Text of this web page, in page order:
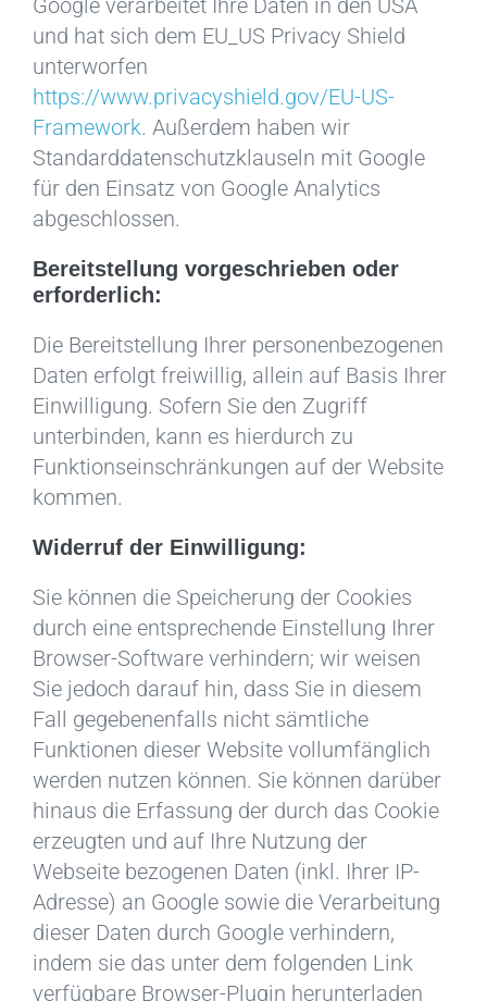
Google verarbeitet Ihre Daten in den USA
und hat sich dem EU_US Privacy Shield
unterworfen
https://www.privacyshield.gov/EU-US-
Framework. Außerdem haben wir
Standarddatenschutzklauseln mit Google
für den Einsatz von Google Analytics
abgeschlossen.
Bereitstellung vorgeschrieben oder
erforderlich:
Die Bereitstellung Ihrer personenbezogenen
Daten erfolgt freiwillig, allein auf Basis Ihrer
Einwilligung. Sofern Sie den Zugriff
unterbinden, kann es hierdurch zu
Funktionseinschränkungen auf der Website
kommen.
Widerruf der Einwilligung:
Sie können die Speicherung der Cookies
durch eine entsprechende Einstellung Ihrer
Browser-Software verhindern; wir weisen
Sie jedoch darauf hin, dass Sie in diesem
Fall gegebenenfalls nicht sämtliche
Funktionen dieser Website vollumfänglich
werden nutzen können. Sie können darüber
hinaus die Erfassung der durch das Cookie
erzeugten und auf Ihre Nutzung der
Webseite bezogenen Daten (inkl. Ihrer IP-
Adresse) an Google sowie die Verarbeitung
dieser Daten durch Google verhindern,
indem sie das unter dem folgenden Link
verfügbare Browser-Plugin herunterladen